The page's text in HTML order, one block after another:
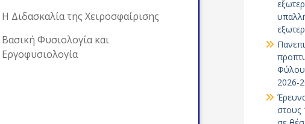
Η Διδασκαλία της Χειροσφαίρισης
Βασική Φυσιολογία και
Εργοφυσιολογία
2026-
στους